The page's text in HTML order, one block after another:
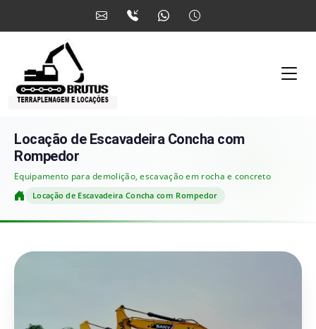
Locação de Escavadeira Concha com
Rompedor
Equipamento para demolição, escavação em rocha e concreto
HomeLocação de Escavadeira Concha com Rompedor